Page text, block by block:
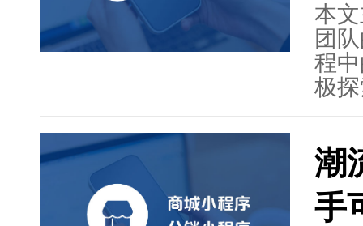
本
团
程
极
共
发
过
潮
手